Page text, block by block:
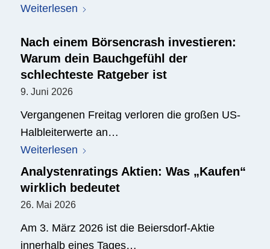
Weiterlesen
Nach einem Börsencrash investieren:
Warum dein Bauchgefühl der
schlechteste Ratgeber ist
9. Juni 2026
Vergangenen Freitag verloren die großen US-
Halbleiterwerte an…
Weiterlesen
Analystenratings Aktien: Was „Kaufen“
wirklich bedeutet
26. Mai 2026
Am 3. März 2026 ist die Beiersdorf-Aktie
innerhalb eines Tages…